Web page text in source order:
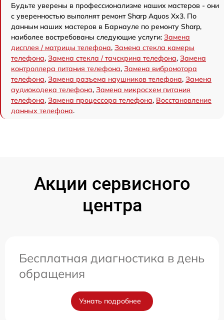
Будьте уверены в профессионализме наших мастеров - они
с уверенностью выполнят ремонт Sharp Aquos Xx3. По
данным наших мастеров в Барнауле по ремонту Sharp,
наиболее востребованы следующие услуги: Замена
дисплея / матрицы телефона, Замена стекла камеры
телефона, Замена стекла / тачскрина телефона, Замена
контроллера питания телефона, Замена вибромотора
телефона, Замена разъема наушников телефона, Замена
аудиокодека телефона, Замена микросхем питания
телефона, Замена процессора телефона, Восстановление
данных телефона.
Акции сервисного
центра
Бесплатная диагностика в день
обращения
Узнать подробнее